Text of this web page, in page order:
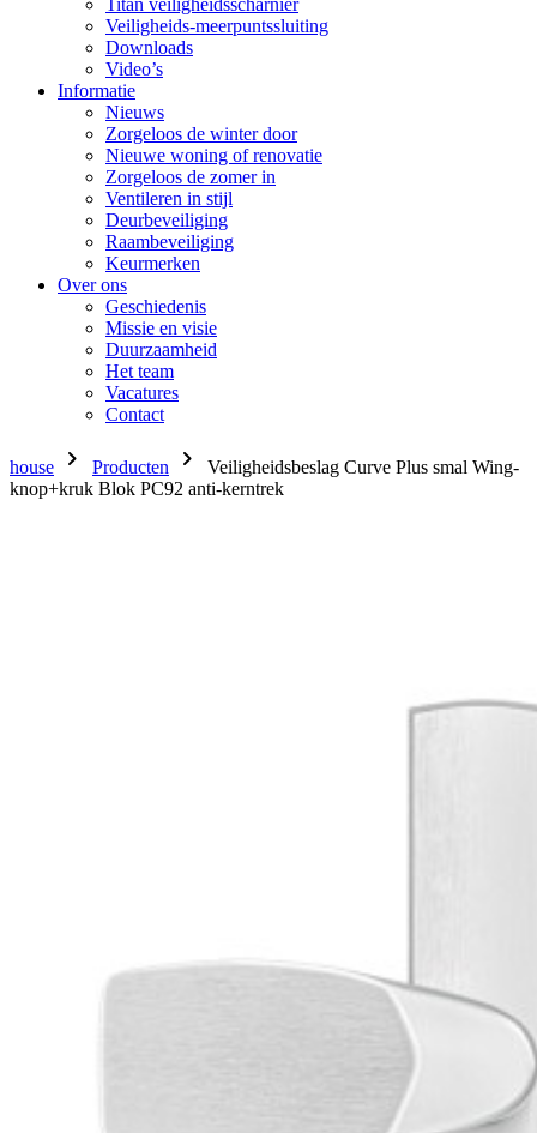
Veiligheids-meerpuntssluiting
Downloads
Video’s
Informatie
Nieuws
Zorgeloos de winter door
Nieuwe woning of renovatie
Zorgeloos de zomer in
Ventileren in stijl
Deurbeveiliging
Raambeveiliging
Keurmerken
Over ons
Geschiedenis
Missie en visie
Duurzaamheid
Het team
Vacatures
Contact
house chevron_right Producten chevron_right
Veiligheidsbeslag Curve Plus smal Wing-
knop+kruk Blok PC92 anti-kerntrek